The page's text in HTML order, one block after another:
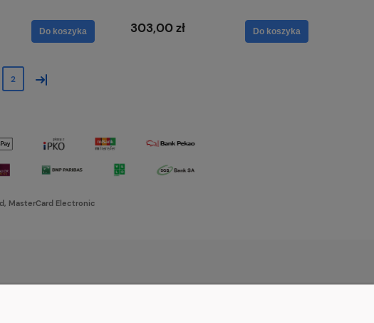
Do koszyka 303,00 zł Do koszyka
2 »
MasterCard Electronic